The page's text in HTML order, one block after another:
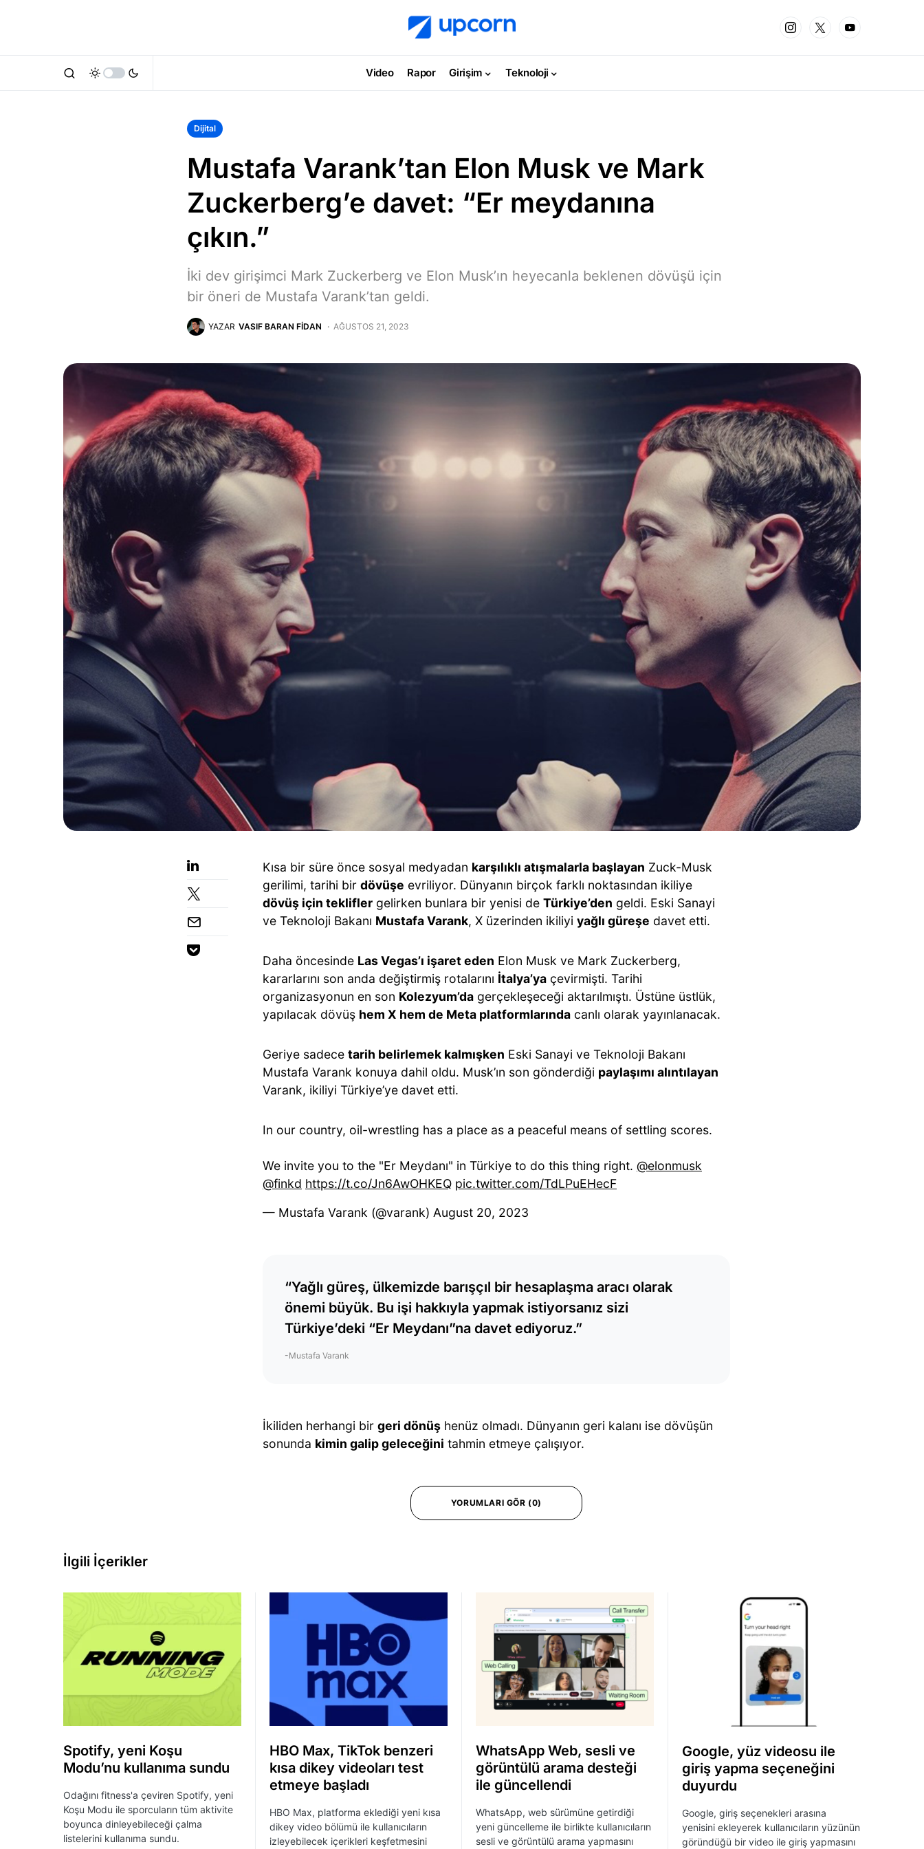
Video Rapor Girişim Teknoloji
Dijital
Mustafa Varank’tan Elon Musk ve Mark
Zuckerberg’e davet: “Er meydanına
çıkın.”
İki dev girişimci Mark Zuckerberg ve Elon Musk’ın heyecanla beklenen dövüşü için
bir öneri de Mustafa Varank’tan geldi.
YAZAR VASIF BARAN FIDAN AĞUSTOS 21, 2023
Kısa bir süre önce sosyal medyadan karşılıklı atışmalarla başlayan Zuck-Musk
gerilimi, tarihi bir dövüşe evriliyor. Dünyanın birçok farklı noktasından ikiliye
dövüş için teklifler gelirken bunlara bir yenisi de Türkiye’den geldi. Eski Sanayi
ve Teknoloji Bakanı Mustafa Varank, X üzerinden ikiliyi yağlı güreşe davet etti.
Daha öncesinde Las Vegas’ı işaret eden Elon Musk ve Mark Zuckerberg,
kararlarını son anda değiştirmiş rotalarını İtalya’ya çevirmişti. Tarihi
organizasyonun en son Kolezyum’da gerçekleşeceği aktarılmıştı. Üstüne üstlük,
yapılacak dövüş hem X hem de Meta platformlarında canlı olarak yayınlanacak.
Geriye sadece tarih belirlemek kalmışken Eski Sanayi ve Teknoloji Bakanı
Mustafa Varank konuya dahil oldu. Musk’ın son gönderdiği paylaşımı alıntılayan
Varank, ikiliyi Türkiye’ye davet etti.
In our country, oil-wrestling has a place as a peaceful means of settling scores.
We invite you to the "Er Meydanı" in Türkiye to do this thing right. @elonmusk
@finkd https://t.co/Jn6AwOHKEQ pic.twitter.com/TdLPuEHecF
— Mustafa Varank (@varank) August 20, 2023
“Yağlı güreş, ülkemizde barışçıl bir hesaplaşma aracı olarak
önemi büyük. Bu işi hakkıyla yapmak istiyorsanız sizi
Türkiye’deki “Er Meydanı”na davet ediyoruz.”
-Mustafa Varank
İkiliden herhangi bir geri dönüş henüz olmadı. Dünyanın geri kalanı ise dövüşün
sonunda kimin galip geleceğini tahmin etmeye çalışıyor.
YORUMLARI GÖR (0)
İlgili İçerikler
Spotify, yeni Koşu
Modu’nu kullanıma sundu
Odağını fitness'a çeviren Spotify, yeni
Koşu Modu ile sporcuların tüm aktivite
boyunca dinleyebileceği çalma
listelerini kullanıma sundu.
HBO Max, TikTok benzeri
kısa dikey videoları test
etmeye başladı
HBO Max, platforma eklediği yeni kısa
dikey video bölümü ile kullanıcıların
izleyebilecek içerikleri keşfetmesini
WhatsApp Web, sesli ve
görüntülü arama desteği
ile güncellendi
WhatsApp, web sürümüne getirdiği
yeni güncelleme ile birlikte kullanıcıların
sesli ve görüntülü arama yapmasını
Google, yüz videosu ile
giriş yapma seçeneğini
duyurdu
Google, giriş seçenekleri arasına
yenisini ekleyerek kullanıcıların yüzünün
göründüğü bir video ile giriş yapmasını